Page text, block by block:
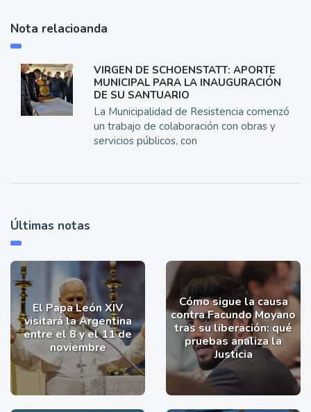
Nota relacioanda
VIRGEN DE SCHOENSTATT: APORTE
MUNICIPAL PARA LA INAUGURACIÓN
DE SU SANTUARIO
La Municipalidad de Resistencia comenzó
un trabajo de colaboración con obras y
servicios públicos, con
Últimas notas
El Papa León XIV
visitará la Argentina
entre el 8 y el 11 de
noviembre
Cómo sigue la causa
contra Facundo Moyano
tras su liberación: qué
pruebas analiza la
Justicia